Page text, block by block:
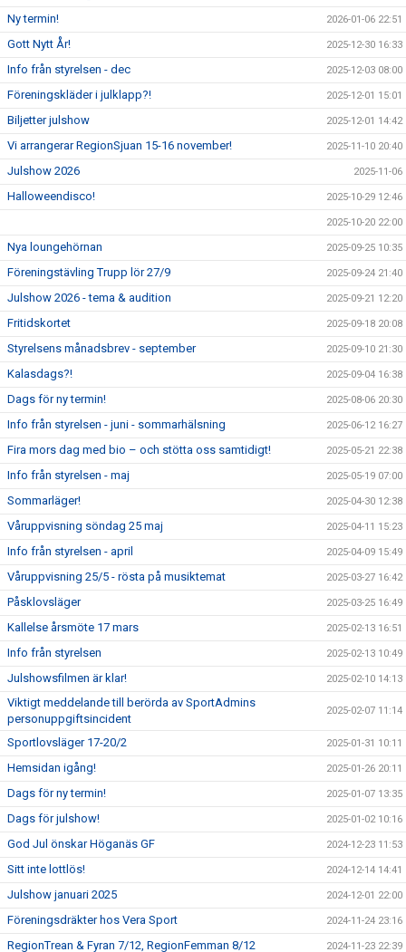
Ny termin! 2026-01-06 22:51
Gott Nytt År! 2025-12-30 16:33
Info från styrelsen - dec 2025-12-03 08:00
Föreningskläder i julklapp?! 2025-12-01 15:01
Biljetter julshow 2025-12-01 14:42
Vi arrangerar RegionSjuan 15-16 november! 2025-11-10 20:40
Julshow 2026 2025-11-06
Halloweendisco! 2025-10-29 12:46
2025-10-20 22:00
Nya loungehörnan 2025-09-25 10:35
Föreningstävling Trupp lör 27/9 2025-09-24 21:40
Julshow 2026 - tema & audition 2025-09-21 12:20
Fritidskortet 2025-09-18 20:08
Styrelsens månadsbrev - september 2025-09-10 21:30
Kalasdags?! 2025-09-04 16:38
Dags för ny termin! 2025-08-06 20:30
Info från styrelsen - juni - sommarhälsning 2025-06-12 16:27
Fira mors dag med bio – och stötta oss samtidigt! 2025-05-21 22:38
Info från styrelsen - maj 2025-05-19 07:00
Sommarläger! 2025-04-30 12:38
Våruppvisning söndag 25 maj 2025-04-11 15:23
Info från styrelsen - april 2025-04-09 15:49
Våruppvisning 25/5 - rösta på musiktemat 2025-03-27 16:42
Påsklovsläger 2025-03-25 16:49
Kallelse årsmöte 17 mars 2025-02-13 16:51
Info från styrelsen 2025-02-13 10:49
Julshowsfilmen är klar! 2025-02-10 14:13
Viktigt meddelande till berörda av SportAdmins
personuppgiftsincident
2025-02-07 11:14
Sportlovsläger 17-20/2 2025-01-31 10:11
Hemsidan igång! 2025-01-26 20:11
Dags för ny termin! 2025-01-07 13:35
Dags för julshow! 2025-01-02 10:16
God Jul önskar Höganäs GF 2024-12-23 11:53
Sitt inte lottlös! 2024-12-14 14:41
Julshow januari 2025 2024-12-01 22:00
Föreningsdräkter hos Vera Sport 2024-11-24 23:16
RegionTrean & Fyran 7/12, RegionFemman 8/12 2024-11-23 22:39